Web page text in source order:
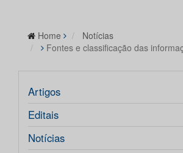
Home
Notícias
Fontes e classificação das
Artigos
Editais
Notícias